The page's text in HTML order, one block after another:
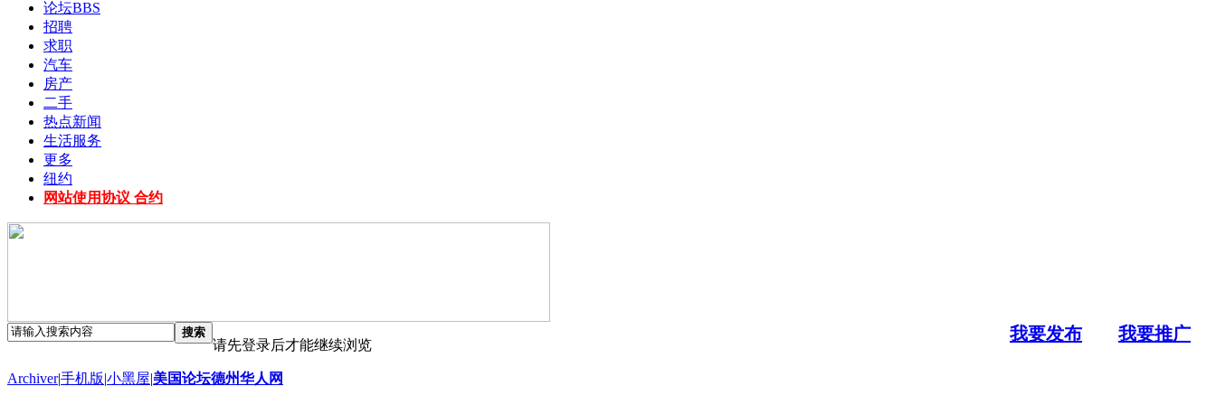
论坛BBS
招聘
求职
汽车
房产
二手
热点新闻
生活服务
更多
纽约
网站使用协议 合约
搜索 我要发布 我要推广
请先登录后才能继续浏览
Archiver|手机版|小黑屋|美国论坛德州华人网